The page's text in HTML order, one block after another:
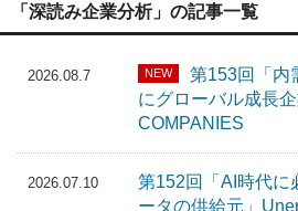
「深読み企業分析」の記事一覧
2026.08.7 NEW
第153回「内
にグローバル成長
COMPANIES
2026.07.10
第152回「AI時代に
ータの供給元」